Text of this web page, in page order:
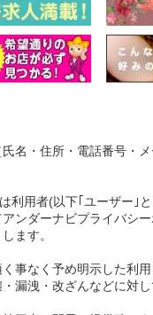
名・住所・電話番号・
利用者(以下｢ユーザー｣
ンダーナビプライバシ
ます。
事なく予め明示した利
漏洩・改ざんなどに対